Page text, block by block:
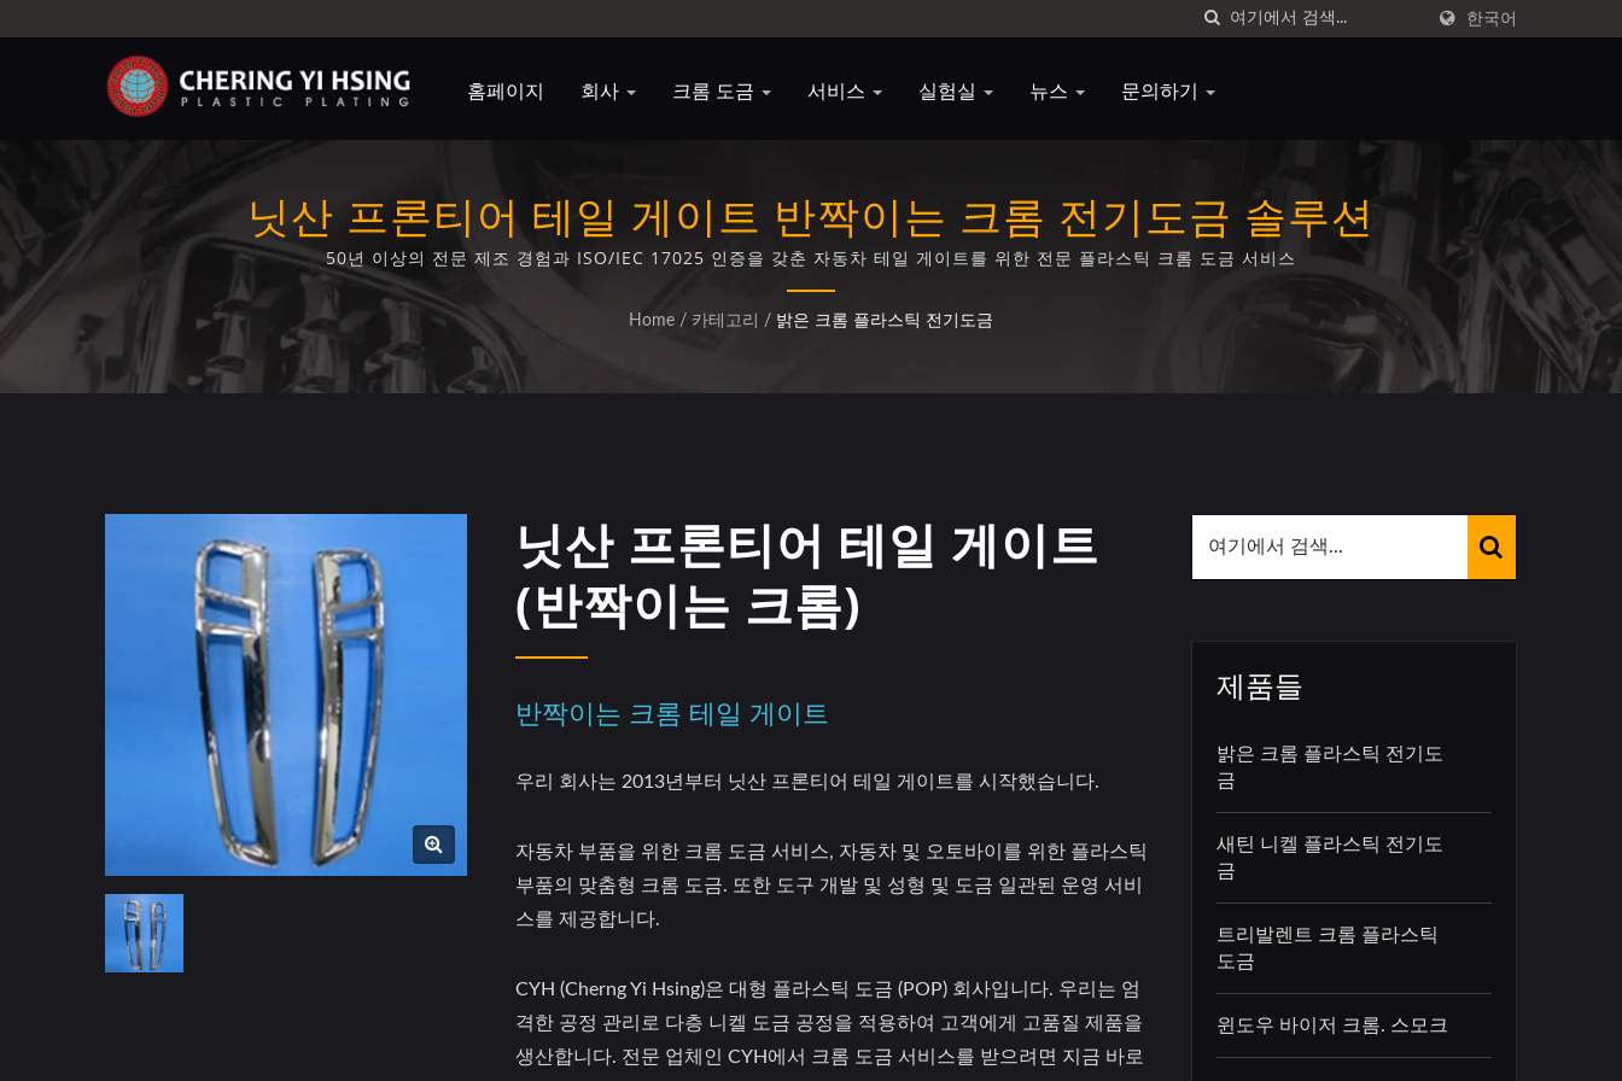
한국어
홈페이지 회사 크롬 도금 서비스 실험실 뉴스 문의하기
닛산 프론티어 테일 게이트 반짝이는 크롬 전기도금 솔루션
50년 이상의 전문 제조 경험과 ISO/IEC 17025 인증을 갖춘 자동차 테일 게이트를 위한 전문 플라스틱 크롬 도금 서비스
Home / 카테고리 / 밝은 크롬 플라스틱 전기도금
닛산 프론티어 테일 게이트
(반짝이는 크롬)
반짝이는 크롬 테일 게이트
우리 회사는 2013년부터 닛산 프론티어 테일 게이트를 시작했습니다.
자동차 부품을 위한 크롬 도금 서비스, 자동차 및 오토바이를 위한 플라스틱
부품의 맞춤형 크롬 도금. 또한 도구 개발 및 성형 및 도금 일관된 운영 서비
스를 제공합니다.
CYH (Cherng Yi Hsing)은 대형 플라스틱 도금 (POP) 회사입니다. 우리는 엄
격한 공정 관리로 다층 니켈 도금 공정을 적용하여 고객에게 고품질 제품을
생산합니다. 전문 업체인 CYH에서 크롬 도금 서비스를 받으려면 지금 바로
제품들
밝은 크롬 플라스틱 전기도
금
새틴 니켈 플라스틱 전기도
금
트리발렌트 크롬 플라스틱
도금
윈도우 바이저 크롬. 스모크